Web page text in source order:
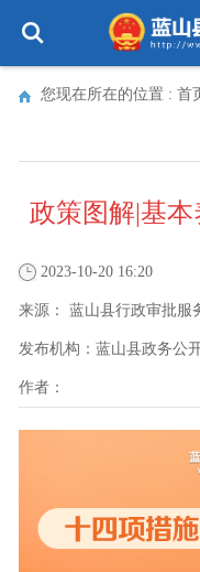
您现在所在的位置 : 首
政策图解|基
2023-10-20 16:20
来源： 蓝山县行政审批服
发布机构： 蓝山县政务公
作者：